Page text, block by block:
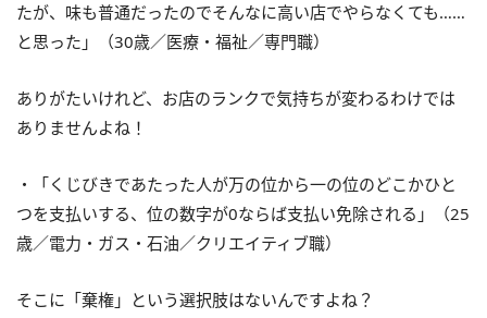
たが、味も普通だったのでそんなに高い店でやらなくても……
と思った」（30歳／医療・福祉／専門職）
ありがたいけれど、お店のランクで気持ちが変わるわけでは
ありませんよね！
・「くじびきであたった人が万の位から一の位のどこかひと
つを支払いする、位の数字が0ならば支払い免除される」（25
歳／電力・ガス・石油／クリエイティブ職）
そこに「棄権」という選択肢はないんですよね？